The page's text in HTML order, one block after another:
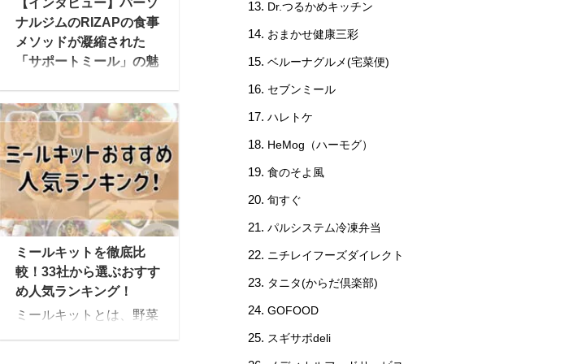
【インタビュー】パーソ
ナルジムのRIZAPの食事
メソッドが凝縮された
「サポートミール」の魅
”結果にコミットする”プ
ライベートジムで有名な
RIZAP。実は、その食事
メソッドを詰め込んだ冷
凍弁当である、低糖質フ
ード「サポートミール」
も人気なのをご存じだろ
うか。 今回は、「サポー
トミール」の商品を開発
するRIZAPの栄養管理士
の方にその人気の秘密に
ついて伺いました。
RIZAP「サポートミー
ミールキットを徹底比
較！33社から選ぶおすす
め人気ランキング！
ミールキットとは、野菜
Dr.つるかめキッチン
おまかせ健康三彩
ベルーナグルメ(宅菜便)
セブンミール
ハレトケ
HeMog（ハーモグ）
食のそよ風
旬すぐ
パルシステム冷凍弁当
ニチレイフーズダイレクト
タニタ(からだ倶楽部)
GOFOOD
スギサポdeli